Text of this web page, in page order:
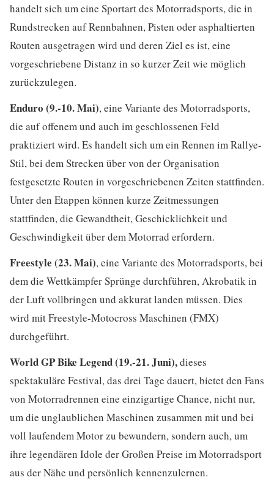
handelt sich um eine Sportart des Motorradsports, die in
Rundstrecken auf Rennbahnen, Pisten oder asphaltierten
Routen ausgetragen wird und deren Ziel es ist, eine
vorgeschriebene Distanz in so kurzer Zeit wie möglich
zurückzulegen.
Enduro (9.-10. Mai), eine Variante des Motorradsports,
die auf offenem und auch im geschlossenen Feld
praktiziert wird. Es handelt sich um ein Rennen im Rallye-
Stil, bei dem Strecken über von der Organisation
festgesetzte Routen in vorgeschriebenen Zeiten stattfinden.
Unter den Etappen können kurze Zeitmessungen
stattfinden, die Gewandtheit, Geschicklichkeit und
Geschwindigkeit über dem Motorrad erfordern.
Freestyle (23. Mai), eine Variante des Motorradsports, bei
dem die Wettkämpfer Sprünge durchführen, Akrobatik in
der Luft vollbringen und akkurat landen müssen. Dies
wird mit Freestyle-Motocross Maschinen (FMX)
durchgeführt.
World GP Bike Legend (19.-21. Juni),dieses
spektakuläre Festival, das drei Tage dauert, bietet den Fans
von Motorradrennen eine einzigartige Chance, nicht nur,
um die unglaublichen Maschinen zusammen mit und bei
voll laufendem Motor zu bewundern, sondern auch, um
ihre legendären Idole der Großen Preise im Motorradsport
aus der Nähe und persönlich kennenzulernen.